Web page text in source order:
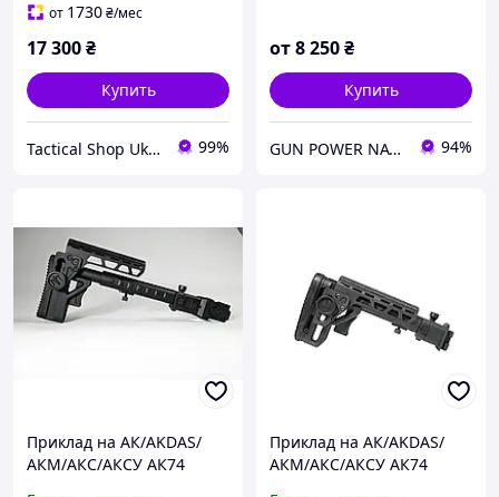
от 1730₴/мес
17 300₴
Купить
Tactical Shop Ukraine 99%
от8 250₴
Купить
GUN POWER NATION 94%
Приклад на АК/AKDAS/
АКМ/АКС/АКСУ АК74
Приклад на АК/AKDAS/
АКМ/АКС/АКСУ АК74